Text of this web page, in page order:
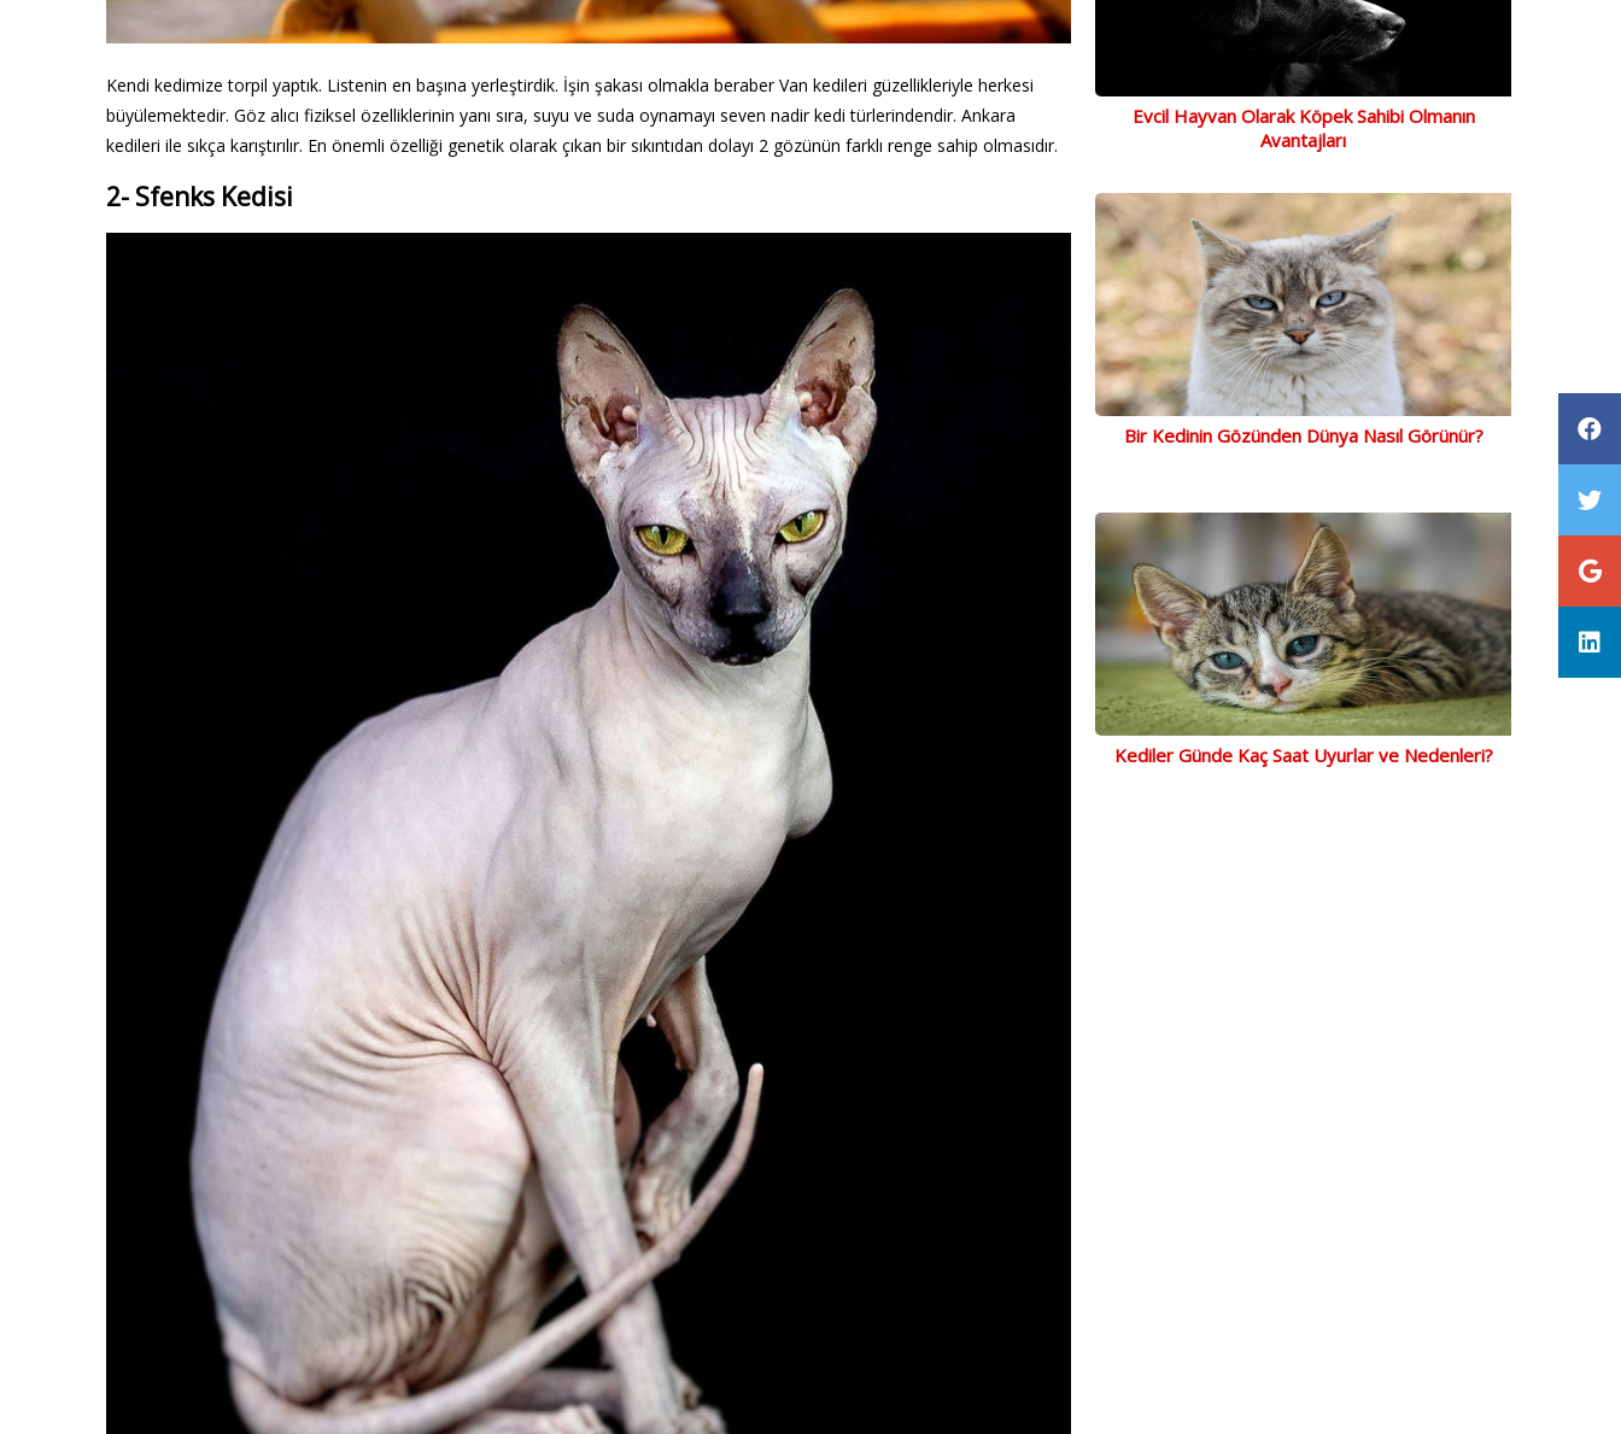
Kendi kedimize torpil yaptık. Listenin en başına yerleştirdik. İşin şakası olmakla beraber Van kedileri güzellikleriyle herkesi
büyülemektedir. Göz alıcı fiziksel özelliklerinin yanı sıra, suyu ve suda oynamayı seven nadir kedi türlerindendir. Ankara
kedileri ile sıkça karıştırılır. En önemli özelliği genetik olarak çıkan bir sıkıntıdan dolayı 2 gözünün farklı renge sahip olmasıdır.
2- Sfenks Kedisi
Evcil Hayvan Olarak Köpek Sahibi Olmanın
Avantajları
Bir Kedinin Gözünden Dünya Nasıl Görünür?
Kediler Günde Kaç Saat Uyurlar ve Nedenleri?